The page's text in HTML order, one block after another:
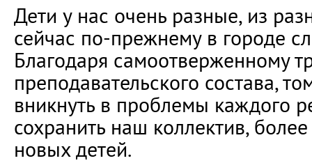
Дети у нас очень разные, из
сейчас по-прежнему в городе
Благодаря самоотверженному
преподавательского состава,
вникнуть в проблемы каждого
сохранить наш коллектив,
новых детей.